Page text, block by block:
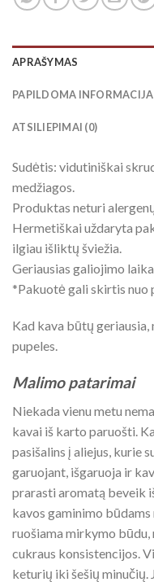
APRAŠYMAS
PAPILDOMA INFORMACIJA
ATSILIEPIMAI (0)
Sudėtis: vidutiniškai
medžiagos.
Produktas neturi
Hermetiškai uždaryta
ilgiau išliktų šviežia.
Geriausias galiojimo
*Pakuotė gali skirtis nuo
Kad kava būtų
pupeles.
Malimo patarimai
Niekada vienu metu
kavai iš karto paruošti.
pasišalins į aliejus, kurie
garuojant, išgaruoja ir
prarasti aromatą beveik
kavos gaminimo
ruošiama mirkymo
cukraus konsistencijos.
keturių iki šešių minučių.